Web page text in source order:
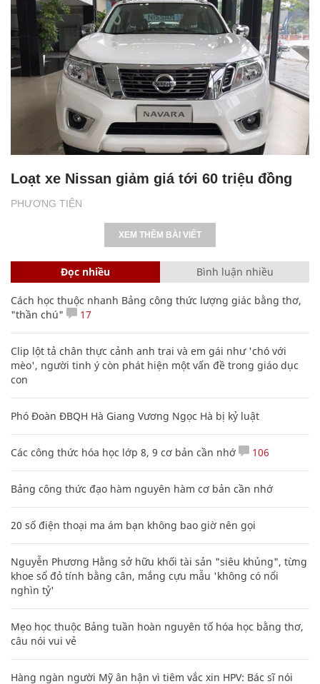
PHƯƠNG TIỆN
Loạt xe Nissan giảm giá tới 60 triệu đồng
XEM THÊM BÀI VIẾT
Đọc nhiều Bình luận nhiều
Cách học thuộc nhanh Bảng công thức lượng giác bằng thơ,
"thần chú"
17
Clip lột tả chân thực cảnh anh trai và em gái như 'chó với
mèo', người tinh ý còn phát hiện một vấn đề trong giáo dục
con
Phó Đoàn ĐBQH Hà Giang Vương Ngọc Hà bị kỷ luật
Các công thức hóa học lớp 8, 9 cơ bản cần nhớ 106
Bảng công thức đạo hàm nguyên hàm cơ bản cần nhớ
20 số điện thoại ma ám bạn không bao giờ nên gọi
Nguyễn Phương Hằng sở hữu khối tài sản "siêu khủng", từng
khoe sổ đỏ tính bằng cân, mắng cựu mẫu 'không có nổi
nghìn tỷ'
Mẹo học thuộc Bảng tuần hoàn nguyên tố hóa học bằng thơ,
câu nói vui vẻ
Hàng ngàn người Mỹ ân hận vì tiêm vắc xin HPV: Bác sĩ nói